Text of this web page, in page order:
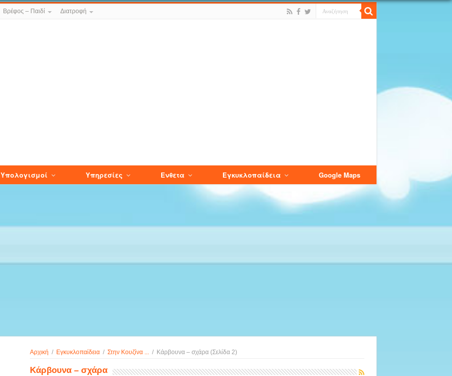
Βρέφος – Παιδί Διατροφή
Υπολογισμοί Υπηρεσίες Ενθετα Εγκυκλοπαίδεια Google Maps
Αρχική / Εγκυκλοπαίδεια / Στην Κουζίνα ... / Κάρβουνα – σχάρα(Σελίδα 2)
Κάρβουνα – σχάρα